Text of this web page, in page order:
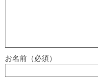
お名前（必須）